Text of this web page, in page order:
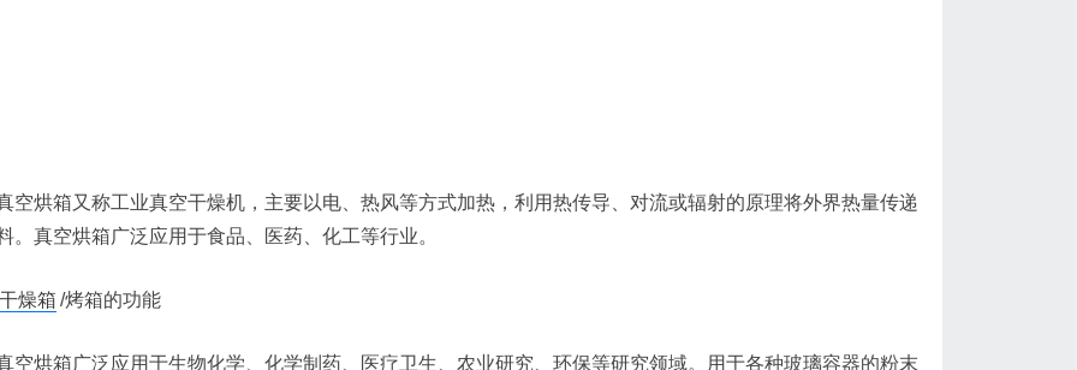
空烘箱又称工业真空干燥机，主要以电、热风等方式加热，利用热传导、对流或辐射的原理将外界热量传递
。真空烘箱广泛应用于食品、医药、化工等行业。
燥箱 /烤箱的功能
空烘箱广泛应用于生物化学、化学制药、医疗卫生、农业研究、环保等研究领域。用于各种玻璃容器的粉末